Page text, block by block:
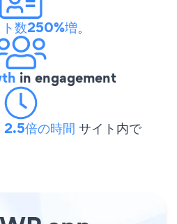
ト数250%増。
in engagement
2.5倍の時間 サイト内で